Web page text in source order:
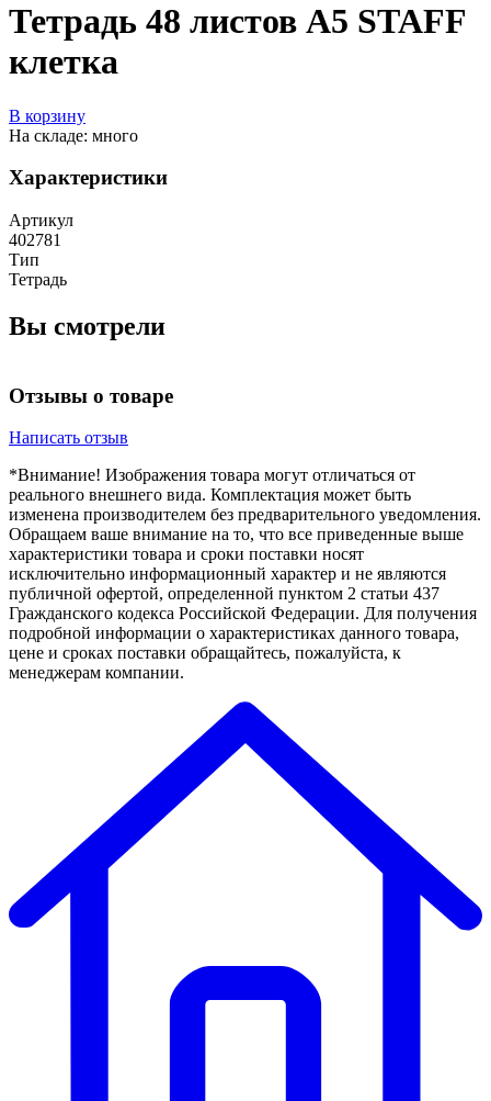
Тетрадь 48 листов А5 STAFF
клетка
В корзину
На складе: много
Характеристики
Артикул
402781
Тип
Тетрадь
Вы смотрели
Отзывы о товаре
Написать отзыв
*Внимание! Изображения товара могут отличаться от
реального внешнего вида. Комплектация может быть
изменена производителем без предварительного уведомления.
Обращаем ваше внимание на то, что все приведенные выше
характеристики товара и сроки поставки носят
исключительно информационный характер и не являются
публичной офертой, определенной пунктом 2 статьи 437
Гражданского кодекса Российской Федерации. Для получения
подробной информации о характеристиках данного товара,
цене и сроках поставки обращайтесь, пожалуйста, к
менеджерам компании.